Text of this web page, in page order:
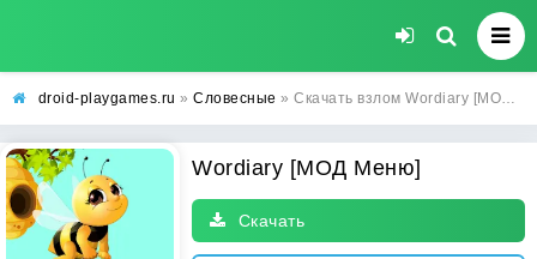
droid-playgames.ru » Словесные » Скачать взлом Wordiary [МОД Меню] - последняя версия apk на Андроид
Wordiary [МОД Меню]
Скачать